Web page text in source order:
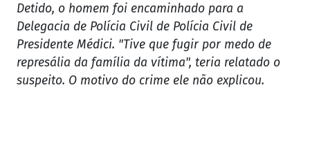
Detido, o homem foi encaminhado para a
Delegacia de Polícia Civil de Polícia Civil de
Presidente Médici. "Tive que fugir por medo de
represália da família da vítima", teria relatado o
suspeito. O motivo do crime ele não explicou.